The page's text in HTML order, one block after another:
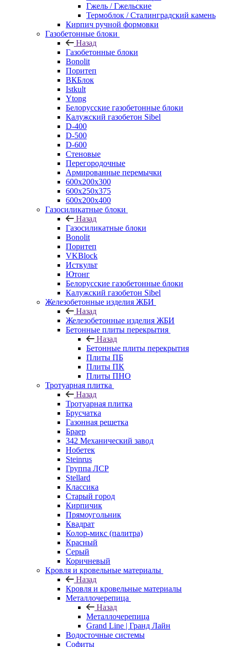
Гжель / Гжельские
Термоблок / Сталинградский камень
Кирпич ручной формовки
Газобетонные блоки
Назад
Газобетонные блоки
Bonolit
Поритеп
ВКБлок
Istkult
Ytong
Белорусские газобетонные блоки
Калужский газобетон Sibel
D-400
D-500
D-600
Стеновые
Перегородочные
Армированные перемычки
600х200х300
600х250х375
600х200х400
Газосиликатные блоки
Назад
Газосиликатные блоки
Bonolit
Поритеп
VKBlock
Исткульт
Ютонг
Белорусские газобетонные блоки
Калужский газобетон Sibel
Железобетонные изделия ЖБИ
Назад
Железобетонные изделия ЖБИ
Бетонные плиты перекрытия
Назад
Бетонные плиты перекрытия
Плиты ПБ
Плиты ПК
Плиты ПНО
Тротуарная плитка
Назад
Тротуарная плитка
Брусчатка
Газонная решетка
Браер
342 Механический завод
Нобетек
Steinrus
Группа ЛСР
Stellard
Классика
Старый город
Кирпичик
Прямоугольник
Квадрат
Колор-микс (палитра)
Красный
Серый
Коричневый
Кровля и кровельные материалы
Назад
Кровля и кровельные материалы
Металлочерепица
Назад
Металлочерепица
Grand Line | Гранд Лайн
Водосточные системы
Софиты